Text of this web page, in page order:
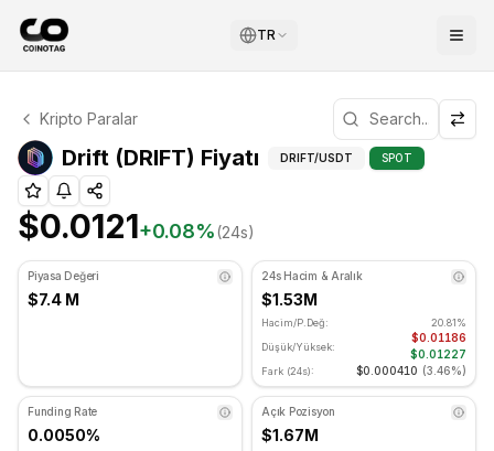
TR
Drift Teknik Analizi
Drift şu anda $0.0121 seviyesinde işlem görüyor. RSI
Kripto Paralar
Drift (DRIFT) Fiyatı Teknik Analiz ve
DRIFT/USDT SPOT
$0.0121+0.08%(24s)
Piyasa Değeri
$7.4 M
24s Hacim & Aralık
$1.53M
Hacim/P.Değ:
20.81%
Düşük/Yüksek:
$0.01186
$0.01227
Fark (24s): $0.000410 (3.46%)
Funding Rate
0.0050%
Açık Pozisyon
$1.67M